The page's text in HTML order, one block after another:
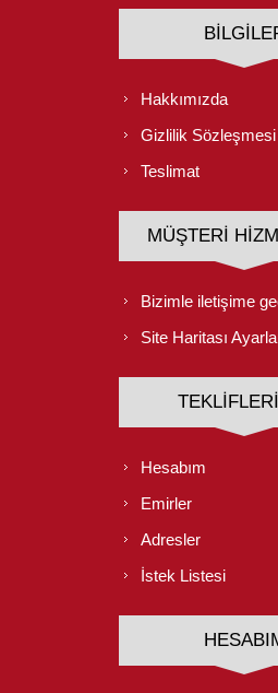
Hakkımızda
Gizlilik Sözleşmesi
Teslimat
MÜŞTERI
Bizimle iletişime
Site Haritası
Hesabım
Emirler
Adresler
İstek Listesi